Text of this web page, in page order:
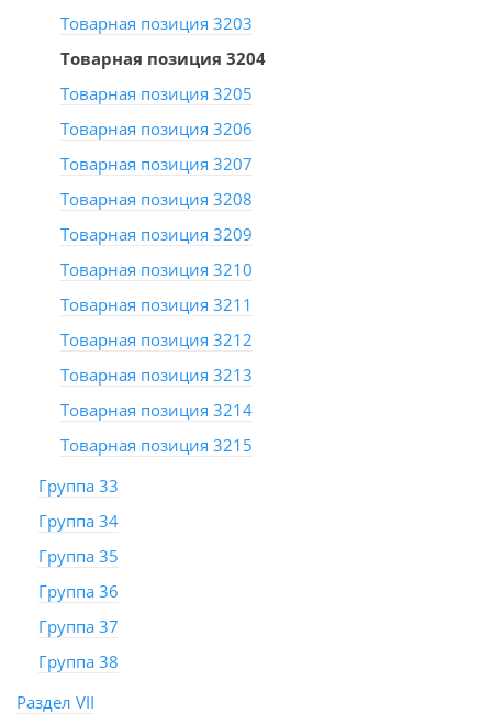
Товарная позиция 3203
Товарная позиция 3204
Товарная позиция 3205
Товарная позиция 3206
Товарная позиция 3207
Товарная позиция 3208
Товарная позиция 3209
Товарная позиция 3210
Товарная позиция 3211
Товарная позиция 3212
Товарная позиция 3213
Товарная позиция 3214
Товарная позиция 3215
Группа 33
Группа 34
Группа 35
Группа 36
Группа 37
Группа 38
Раздел VII